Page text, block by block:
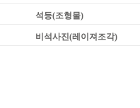
석등(조형물)
비석사진(레이져조각)